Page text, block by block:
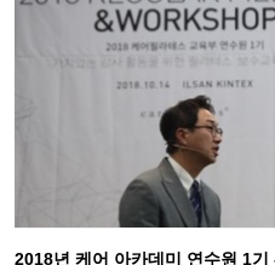
2018년 케어 아카데미 연수원 1